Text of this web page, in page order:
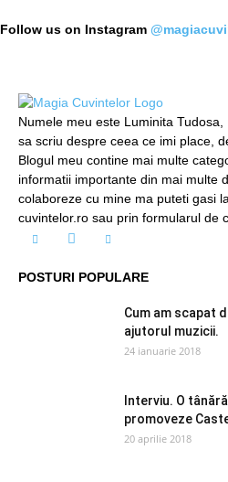
Follow us on Instagram
Numele meu este Luminita
sa scriu despre ceea ce imi place,
Blogul meu contine mai multe
informatii importante din mai multe
colaboreze cu mine ma puteti gasi
cuvintelor.ro sau prin formularul de
POSTURI POPULARE
Cum am scapat
ajutorul muzicii.
24 ianuarie 2018
Interviu. O
promoveze
20 aprilie 2018